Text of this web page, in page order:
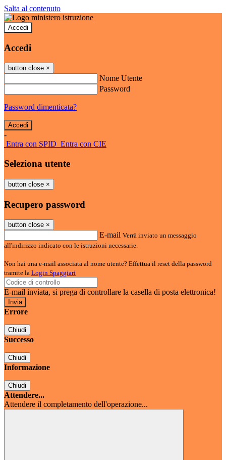
Salta al contenuto
Accedi
Accedi
button close ×
Nome Utente
Password
Password dimenticata?
-
Entra con SPID Entra con CIE
Seleziona utente
button close ×
Recupero password
button close ×
E-mail Verrà inviato un messaggio
all'indirizzo indicato con le istruzioni necessarie.
Non hai una e-mail associata al nome utente? Effettua il reset della password
tramite la Login Spaggiari
E-mail inviata, si prega di controllare la casella di posta elettronica!
Errore
Chiudi
Successo
Chiudi
Informazione
Chiudi
Attendere...
Attendere il completamento dell'operazione...